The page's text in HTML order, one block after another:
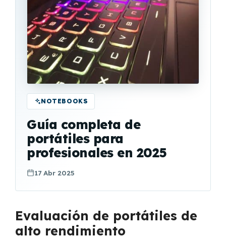
NOTEBOOKS
Guía completa de
portátiles para
profesionales en 2025
17 Abr 2025
Evaluación de portátiles de
alto rendimiento